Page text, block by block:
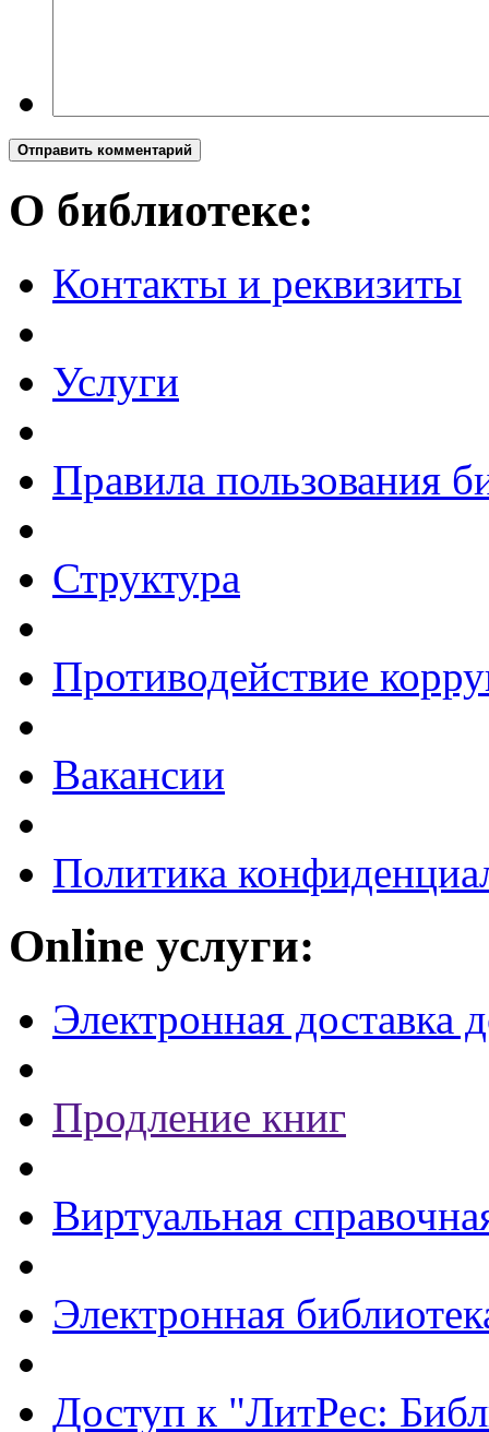
Отправить комментарий
О библиотеке:
Контакты и реквизиты
Услуги
Правила пользования
Структура
Противодействие
Вакансии
Политика
Online услуги:
Электронная доставка
Продление книг
Виртуальная
Электронная
Доступ к "ЛитРес: